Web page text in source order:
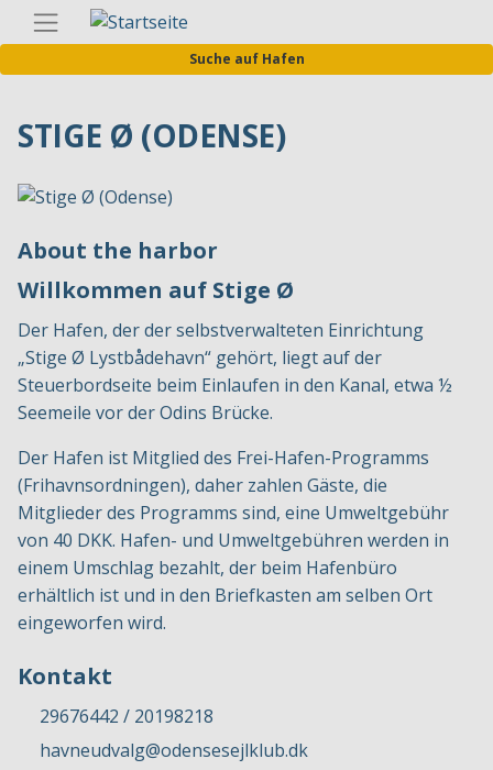
Direkt
zum
Inhalt
Suche auf Hafen
STIGE Ø (ODENSE)
About the harbor
Willkommen auf Stige Ø
Der Hafen, der der selbstverwalteten Einrichtung
„Stige Ø Lystbådehavn“ gehört, liegt auf der
Steuerbordseite beim Einlaufen in den Kanal, etwa ½
Seemeile vor der Odins Brücke.
Der Hafen ist Mitglied des Frei-Hafen-Programms
(Frihavnsordningen), daher zahlen Gäste, die
Mitglieder des Programms sind, eine Umweltgebühr
von 40 DKK. Hafen- und Umweltgebühren werden in
einem Umschlag bezahlt, der beim Hafenbüro
erhältlich ist und in den Briefkasten am selben Ort
eingeworfen wird.
Kontakt
29676442 / 20198218
havneudvalg@odensesejlklub.dk